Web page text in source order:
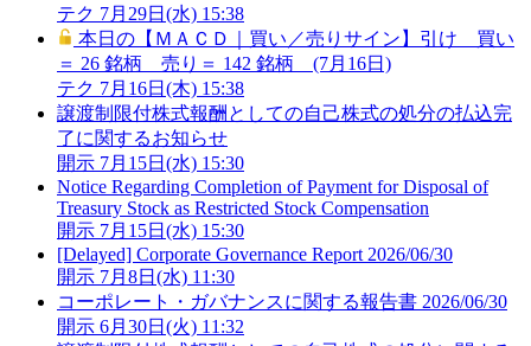
テク 7月29日(水) 15:38
本日の【ＭＡＣＤ｜買い／売りサイン】引け 買い
＝ 26 銘柄 売り＝ 142 銘柄 (7月16日)
テク 7月16日(木) 15:38
譲渡制限付株式報酬としての自己株式の処分の払込完
了に関するお知らせ
開示 7月15日(水) 15:30
Notice Regarding Completion of Payment for Disposal of
Treasury Stock as Restricted Stock Compensation
開示 7月15日(水) 15:30
[Delayed] Corporate Governance Report 2026/06/30
開示 7月8日(水) 11:30
コーポレート・ガバナンスに関する報告書 2026/06/30
開示 6月30日(火) 11:32